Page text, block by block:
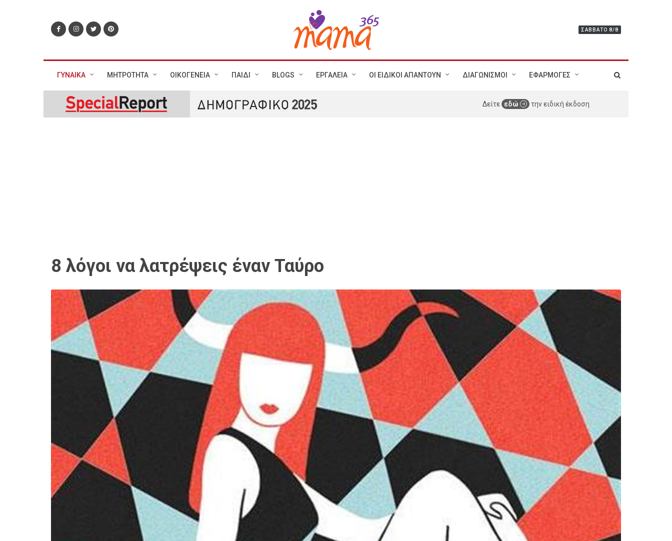
ΣΆΒΒΑΤΟ 8/8
ΓΥΝΑΙΚΑ ΜΗΤΡΟΤΗΤΑ ΟΙΚΟΓΕΝΕΙΑ ΠΑΙΔΙ BLOGS ΕΡΓΑΛΕΙΑ ΟΙ ΕΙΔΙΚΟΙ ΑΠΑΝΤΟΥΝ ΔΙΑΓΩΝΙΣΜΟΙ ΕΦΑΡΜΟΓΕΣ
Δείτε εδώ την ειδική έκδοση
8 λόγοι να λατρέψεις έναν Ταύρο